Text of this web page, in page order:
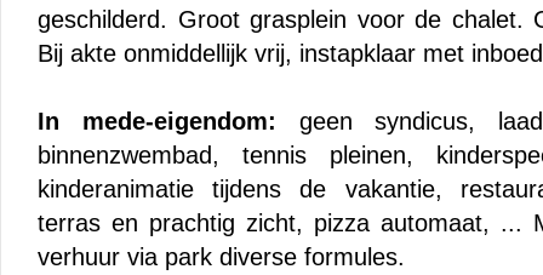
geschilderd. Groot grasplein voor de chalet.
Bij akte onmiddellijk vrij, instapklaar met
In mede-eigendom: geen syndicus,
binnenzwembad, tennis pleinen,
kinderanimatie tijdens de vakantie,
terras en prachtig zicht, pizza automaat, ...
verhuur via park diverse formules.